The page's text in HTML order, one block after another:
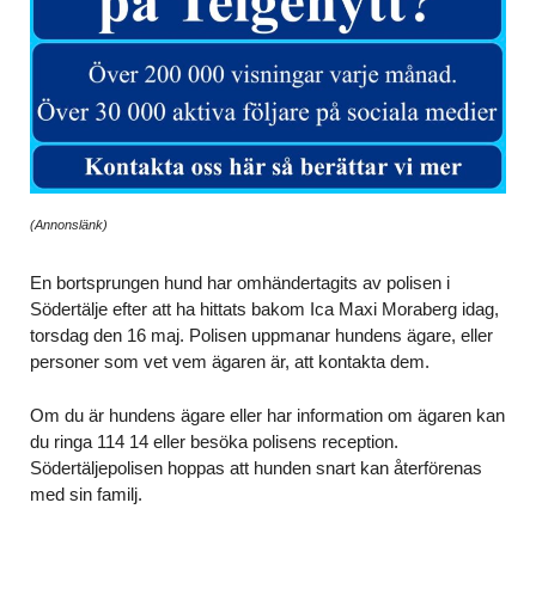
(Annonslänk)
En bortsprungen hund har omhändertagits av polisen i
Södertälje efter att ha hittats bakom Ica Maxi Moraberg idag,
torsdag den 16 maj. Polisen uppmanar hundens ägare, eller
personer som vet vem ägaren är, att kontakta dem.
Om du är hundens ägare eller har information om ägaren kan
du ringa 114 14 eller besöka polisens reception.
Södertäljepolisen hoppas att hunden snart kan återförenas
med sin familj.